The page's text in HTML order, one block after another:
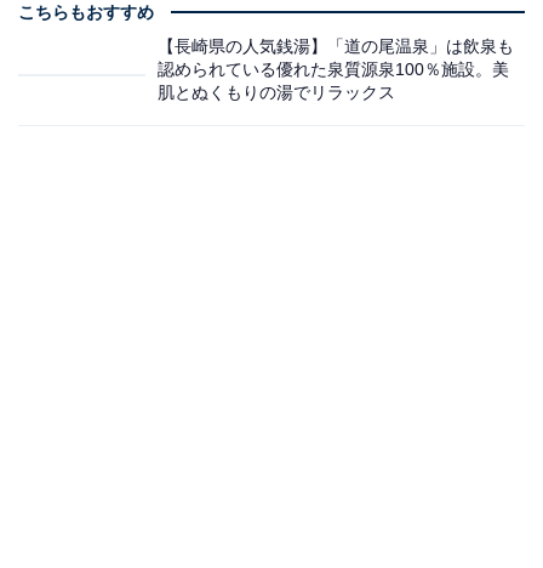
こちらもおすすめ
【長崎県の人気銭湯】「道の尾温泉」は飲泉も
認められている優れた泉質源泉100％施設。美
肌とぬくもりの湯でリラックス